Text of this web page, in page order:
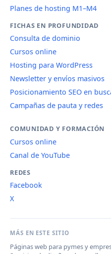
Planes de hosting M1–M4
FICHAS EN PROFUNDIDAD
Consulta de dominio
Cursos online
Hosting para WordPress
Newsletter y envíos masivos
Posicionamiento SEO en
Campañas de pauta y redes
COMUNIDAD Y FORMACIÓN
Cursos online
Canal de YouTube
REDES
Facebook
X
MÁS EN ESTE SITIO
Páginas web para pymes y